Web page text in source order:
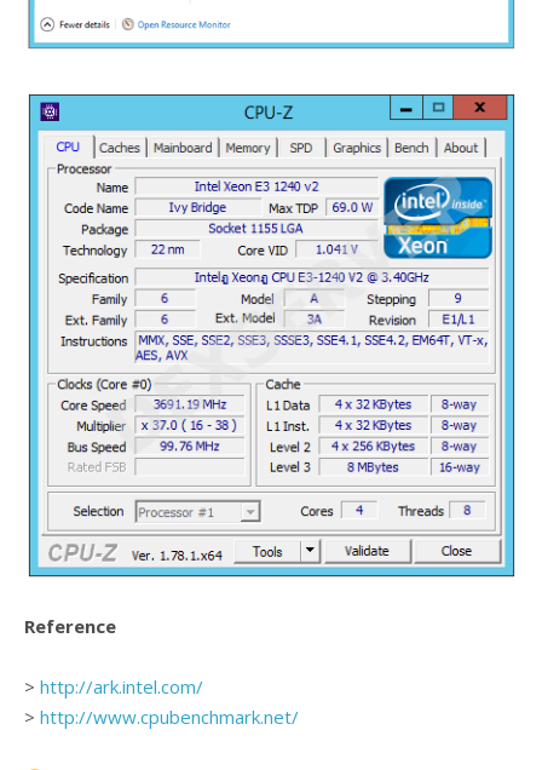
Reference
> http://ark.intel.com/
> http://www.cpubenchmark.net/